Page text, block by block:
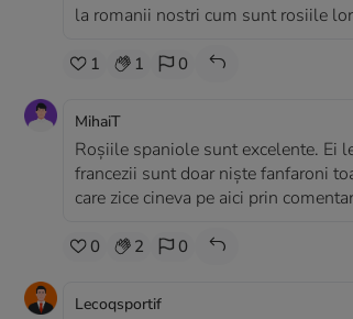
la romanii nostri cum sunt rosiile
1 1 0
MihaiT
Roșiile spaniole sunt excelente. Ei
francezii sunt doar niște fanfaroni
care zice cineva pe aici prin
0 2 0
Lecoqsportif